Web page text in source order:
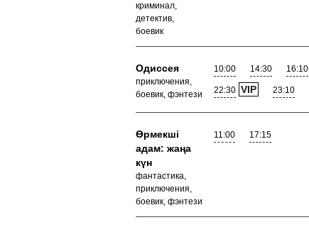
криминал,
детектив,
боевик
Одиссея
приключения,
боевик, фэнтези
10:00 14:30 16:10
22:30 VIP 23:10
Өрмекші
адам: жаңа
күн
фантастика,
приключения,
боевик, фэнтези
11:00 17:15